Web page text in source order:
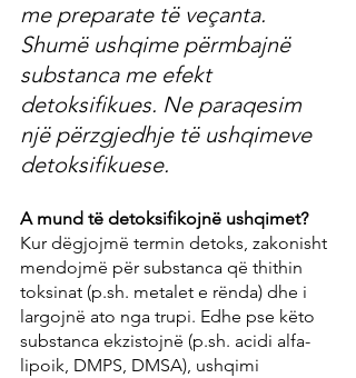
me preparate të veçanta.
Shumë ushqime përmbajnë
substanca me efekt
detoksifikues. Ne paraqesim
një përzgjedhje të ushqimeve
detoksifikuese.
A mund të detoksifikojnë ushqimet?
Kur dëgjojmë termin detoks, zakonisht
mendojmë për substanca që thithin
toksinat (p.sh. metalet e rënda) dhe i
largojnë ato nga trupi. Edhe pse këto
substanca ekzistojnë (p.sh. acidi alfa-
lipoik, DMPS, DMSA), ushqimi